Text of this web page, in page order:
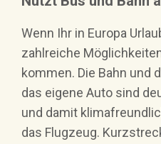
Wenn Ihr in Europa
zahlreiche
kommen. Die Bahn und
das eigene Auto sind
und damit
das Flugzeug.